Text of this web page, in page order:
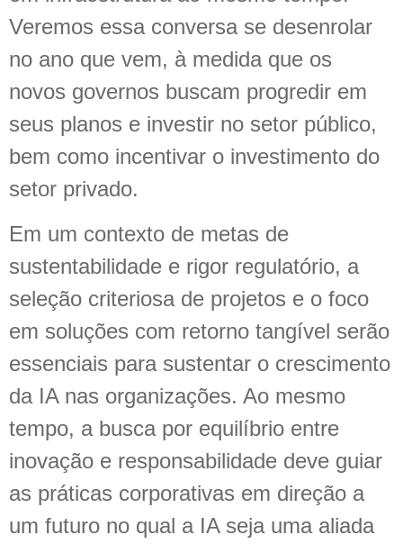
Veremos essa conversa se desenrolar
no ano que vem, à medida que os
novos governos buscam progredir em
seus planos e investir no setor público,
bem como incentivar o investimento do
setor privado.
Em um contexto de metas de
sustentabilidade e rigor regulatório, a
seleção criteriosa de projetos e o foco
em soluções com retorno tangível serão
essenciais para sustentar o crescimento
da IA nas organizações. Ao mesmo
tempo, a busca por equilíbrio entre
inovação e responsabilidade deve guiar
as práticas corporativas em direção a
um futuro no qual a IA seja uma aliada